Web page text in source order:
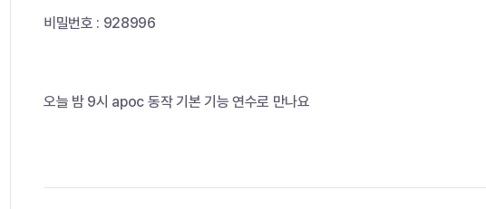
비밀번호 : 928996
오늘 밤 9시 apoc 동작 기본 기능 연수로 만나요